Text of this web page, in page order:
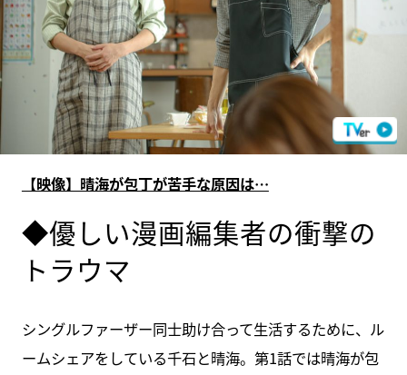
【映像】晴海が包丁が苦手な原因は…
◆優しい漫画編集者の衝撃の
トラウマ
シングルファーザー同士助け合って生活するために、ル
ームシェアをしている千石と晴海。第1話では晴海が包